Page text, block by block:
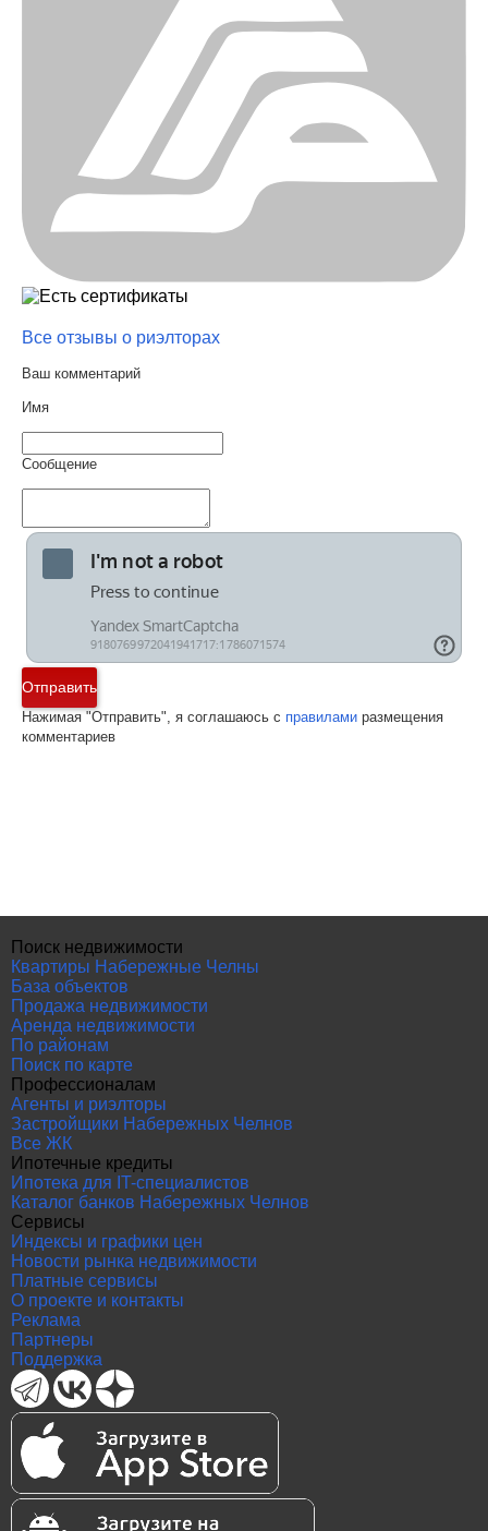
Все отзывы о риэлторах
Ваш комментарий
Имя
Сообщение
Отправить
Нажимая "Отправить", я соглашаюсь с правилами размещения
комментариев
Поиск недвижимости
Квартиры Набережные Челны
База объектов
Продажа недвижимости
Аренда недвижимости
По районам
Поиск по карте
Профессионалам
Агенты и риэлторы
Застройщики Набережных Челнов
Все ЖК
Ипотечные кредиты
Ипотека для IT-специалистов
Каталог банков Набережных Челнов
Сервисы
Индексы и графики цен
Новости рынка недвижимости
Платные сервисы
О проекте и контакты
Реклама
Партнеры
Поддержка